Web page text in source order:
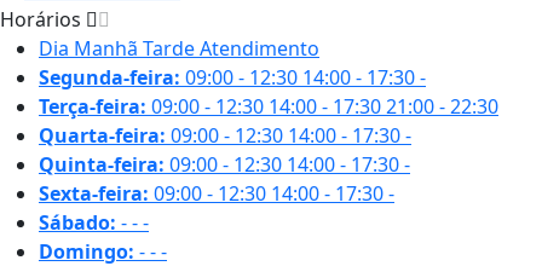
Horários
Dia Manhã TardeAtendimento
Segunda-feira: 09:00 - 12:30 14:00 - 17:30-
Terça-feira: 09:00 - 12:30 14:00 - 17:3021:00 - 22:30
Quarta-feira: 09:00 - 12:30 14:00 - 17:30-
Quinta-feira: 09:00 - 12:30 14:00 - 17:30-
Sexta-feira: 09:00 - 12:30 14:00 - 17:30-
Sábado: ---
Domingo: ---